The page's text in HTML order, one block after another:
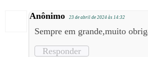
Anônimo 23 de abril de 2024 às 14:32
Sempre em grande,muito
Responder